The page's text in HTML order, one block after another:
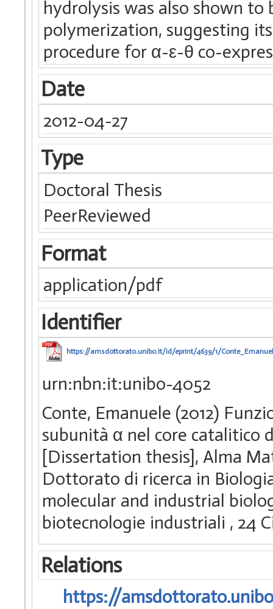
hydrolysis was also shown
polymerization, suggesting
procedure for α-ε-θ co-
Date
2012-04-27
Type
Doctoral Thesis
PeerReviewed
Format
application/pdf
Identifier
https://amsdottorato.unibo.it/id/eprint/4639/1/
urn:nbn:it:unibo-4052
Conte, Emanuele (2012)
subunità α nel core catalitico
[Dissertation thesis], Alma
Dottorato di ricerca in
molecular and industrial
biotecnologie industriali , 24
Relations
https://